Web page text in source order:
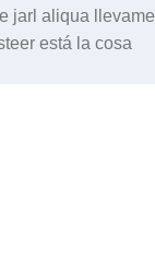
jarl aliqua llevame
está la cosa